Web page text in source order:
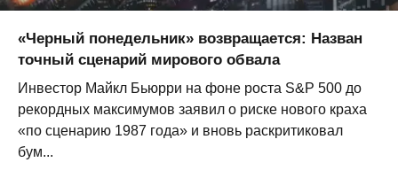
«Черный понедельник» возвращается: Назван
точный сценарий мирового обвала
Инвестор Майкл Бьюрри на фоне роста S&P 500 до
рекордных максимумов заявил о риске нового краха
«по сценарию 1987 года» и вновь раскритиковал
бум...